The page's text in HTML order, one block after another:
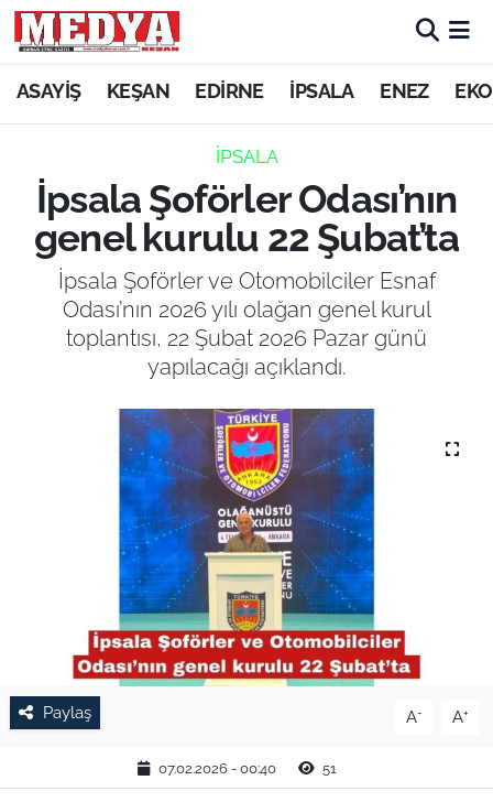
ASAYİŞ KEŞAN EDİRNE İPSALA ENEZ
İPSALA
İpsala Şoförler Odası’nın
genel kurulu 22 Şubat’ta
İpsala Şoförler ve Otomobilciler Esnaf
Odası’nın 2026 yılı olağan genel kurul
toplantısı, 22 Şubat 2026 Pazar günü
yapılacağı açıklandı.
Paylaş A- A+
07.02.2026 - 00:40 51
KEŞAN
ASAYİŞ
SİYASET
GÜNDEM
EKONOMİ
SAĞLIK
EĞİTİM
TARIM VE HAYVANCILIK
KÜLTÜR SANAT
RESMİ İLAN
SPOR